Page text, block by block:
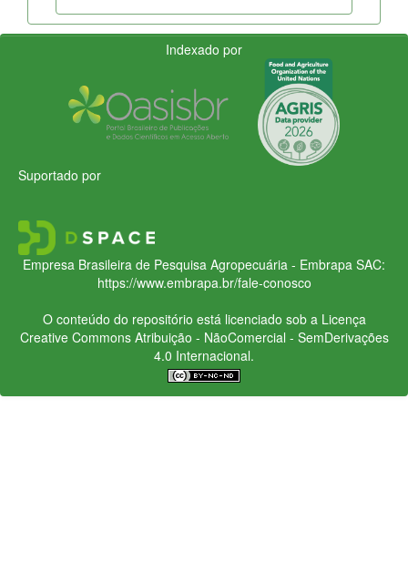
Indexado por
Suportado por
Empresa Brasileira de Pesquisa Agropecuária - Embrapa SAC:
https://www.embrapa.br/fale-conosco
O conteúdo do repositório está licenciado sob a Licença
Creative CommonsAtribuição - NãoComercial - SemDerivações
4.0 Internacional.